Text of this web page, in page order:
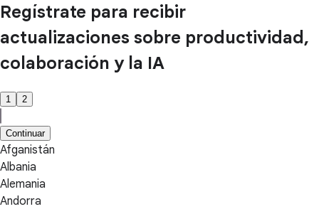
Regístrate para recibir
actualizaciones sobre productividad,
colaboración y la IA
1 2
Continuar
Afganistán
Albania
Alemania
Andorra